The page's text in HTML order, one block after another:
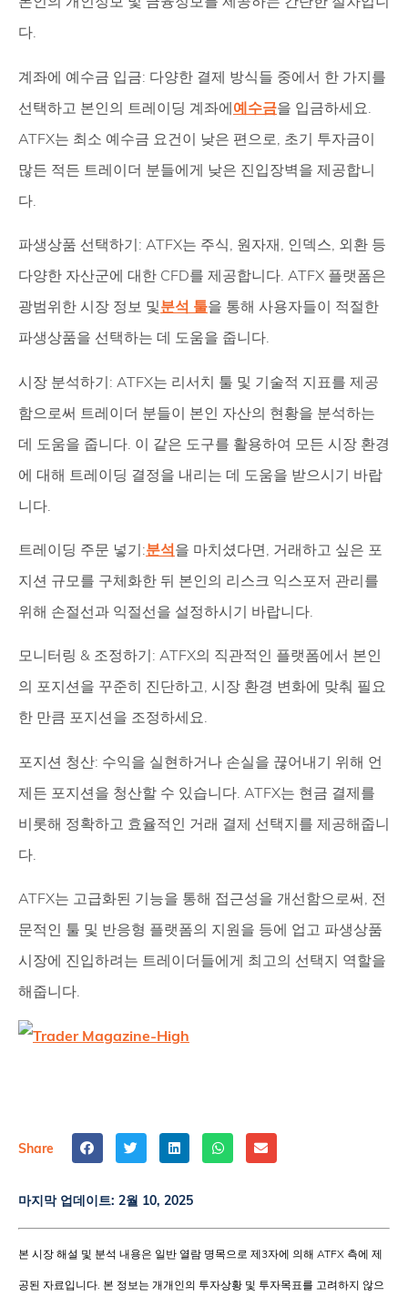
다.
계좌에 예수금 입금: 다양한 결제 방식들 중에서 한 가지를
선택하고 본인의 트레이딩 계좌에예수금을 입금하세요.
ATFX는 최소 예수금 요건이 낮은 편으로, 초기 투자금이
많든 적든 트레이더 분들에게 낮은 진입장벽을 제공합니
다.
파생상품 선택하기: ATFX는 주식, 원자재, 인덱스, 외환 등
다양한 자산군에 대한 CFD를 제공합니다. ATFX 플랫폼은
광범위한 시장 정보 및분석 툴을 통해 사용자들이 적절한
파생상품을 선택하는 데 도움을 줍니다.
시장 분석하기: ATFX는 리서치 툴 및 기술적 지표를 제공
함으로써 트레이더 분들이 본인 자산의 현황을 분석하는
데 도움을 줍니다. 이 같은 도구를 활용하여 모든 시장 환경
에 대해 트레이딩 결정을 내리는 데 도움을 받으시기 바랍
니다.
트레이딩 주문 넣기:분석을 마치셨다면, 거래하고 싶은 포
지션 규모를 구체화한 뒤 본인의 리스크 익스포저 관리를
위해 손절선과 익절선을 설정하시기 바랍니다.
모니터링 & 조정하기: ATFX의 직관적인 플랫폼에서 본인
의 포지션을 꾸준히 진단하고, 시장 환경 변화에 맞춰 필요
한 만큼 포지션을 조정하세요.
포지션 청산: 수익을 실현하거나 손실을 끊어내기 위해 언
제든 포지션을 청산할 수 있습니다. ATFX는 현금 결제를
비롯해 정확하고 효율적인 거래 결제 선택지를 제공해줍니
다.
ATFX는 고급화된 기능을 통해 접근성을 개선함으로써, 전
문적인 툴 및 반응형 플랫폼의 지원을 등에 업고 파생상품
시장에 진입하려는 트레이더들에게 최고의 선택지 역할을
해줍니다.
Share
마지막 업데이트: 2월 10, 2025
본 시장 해설 및 분석 내용은 일반 열람 명목으로 제3자에 의해 ATFX 측에 제
공된 자료입니다. 본 정보는 개개인의 투자상황 및 투자목표를 고려하지 않으